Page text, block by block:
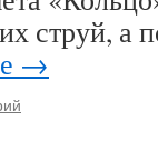
струй, а
→